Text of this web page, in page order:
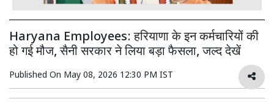
Haryana Employees: हरियाणा के इन कर्मचारियों की
हो गई मौज, सैनी सरकार ने लिया बड़ा फैसला, जल्द देखें
Published On May 08, 2026 12:30 PM IST